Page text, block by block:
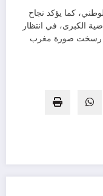
كما يؤكد نجاح
الكبرى، في انتظار
رسخت صورة مغرب